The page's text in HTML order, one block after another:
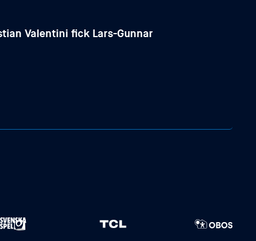
Valentini fick Lars-Gunnar